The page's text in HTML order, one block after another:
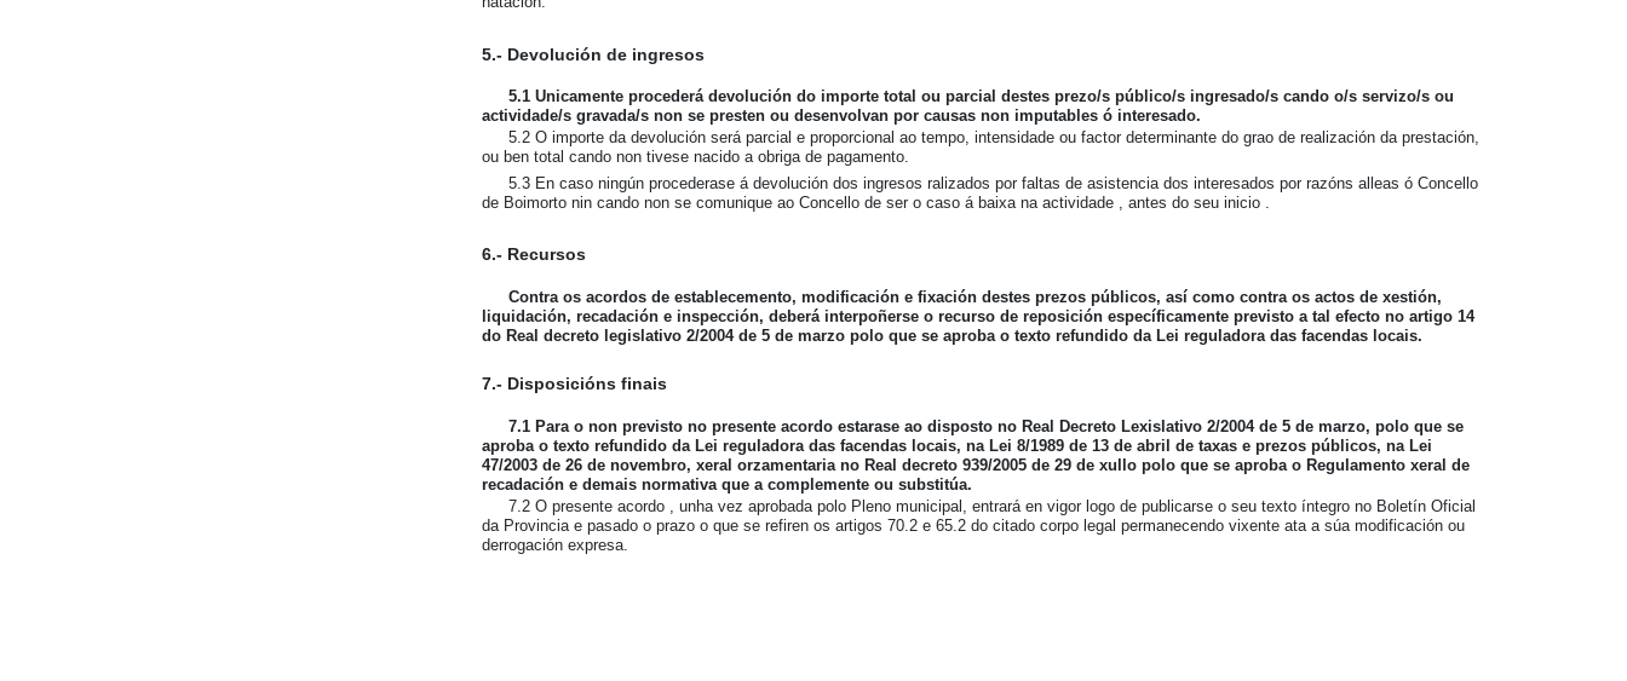
5.- Devolución de ingresos
5.1 Unicamente procederá devolución do importe total ou parcial destes prezo/s público/s ingresado/s cando o/s servizo/s ou
actividade/s gravada/s non se presten ou desenvolvan por causas non imputables ó interesado.
5.2 O importe da devolución será parcial e proporcional ao tempo, intensidade ou factor determinante do grao de realización da prestación,
ou ben total cando non tivese nacido a obriga de pagamento.
5.3 En caso ningún procederase á devolución dos ingresos ralizados por faltas de asistencia dos interesados por razóns alleas ó Concello
de Boimorto nin cando non se comunique ao Concello de ser o caso á baixa na actividade , antes do seu inicio .
6.- Recursos
Contra os acordos de establecemento, modificación e fixación destes prezos públicos, así como contra os actos de xestión,
liquidación, recadación e inspección, deberá interpoñerse o recurso de reposición específicamente previsto a tal efecto no artigo 14
do Real decreto legislativo 2/2004 de 5 de marzo polo que se aproba o texto refundido da Lei reguladora das facendas locais.
7.- Disposicións finais
7.1 Para o non previsto no presente acordo estarase ao disposto no Real Decreto Lexislativo 2/2004 de 5 de marzo, polo que se
aproba o texto refundido da Lei reguladora das facendas locais, na Lei 8/1989 de 13 de abril de taxas e prezos públicos, na Lei
47/2003 de 26 de novembro, xeral orzamentaria no Real decreto 939/2005 de 29 de xullo polo que se aproba o Regulamento xeral de
recadación e demais normativa que a complemente ou substitúa.
7.2 O presente acordo , unha vez aprobada polo Pleno municipal, entrará en vigor logo de publicarse o seu texto íntegro no Boletín Oficial
da Provincia e pasado o prazo o que se refiren os artigos 70.2 e 65.2 do citado corpo legal permanecendo vixente ata a súa modificación ou
derrogación expresa.